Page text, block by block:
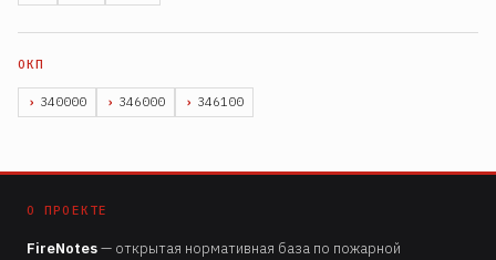
340000 346000 346100
О ПРОЕКТЕ
FireNotes— открытая нормативная база по пожарной